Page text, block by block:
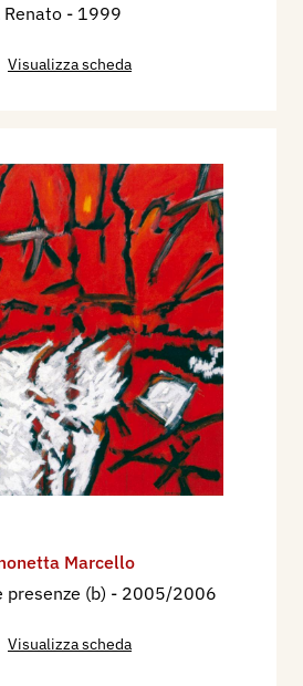
Renato - 1999
Visualizza scheda
Marcello
presenze (b) - 2005/2006
Visualizza scheda